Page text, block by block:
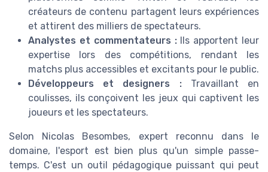
créateurs de contenu partagent leurs expériences
et attirent des milliers de spectateurs.
Analystes et commentateurs :Ils apportent leur
expertise lors des compétitions, rendant les
matchs plus accessibles et excitants pour le public.
Développeurs et designers :Travaillant en
coulisses, ils conçoivent les jeux qui captivent les
joueurs et les spectateurs.
Selon Nicolas Besombes, expert reconnu dans le
domaine, l'esport est bien plus qu'un simple passe-
temps. C'est un outil pédagogique puissant qui peut